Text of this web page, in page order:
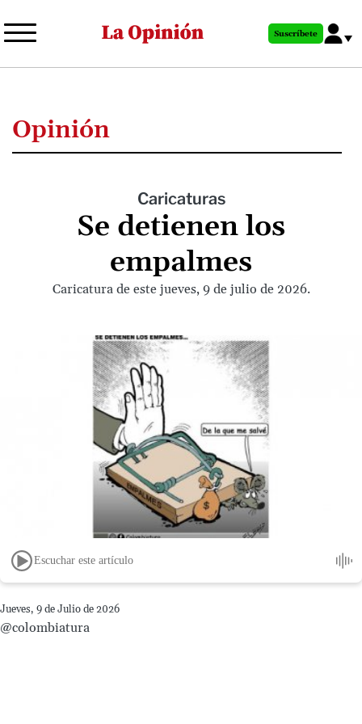
al
principal
Suscríbete
Opinión
Caricaturas
Se detienen los
empalmes
Caricatura de este jueves, 9 de julio de 2026.
Escuchar este artículo
Jueves, 9 de Julio de 2026
@colombiatura